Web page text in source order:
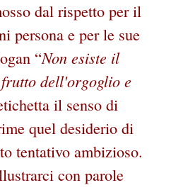
dal rispetto per il
persona e per le sue
“Non esiste il
dell'orgoglio e
il senso di
quel desiderio di
tentativo ambizioso.
con parole